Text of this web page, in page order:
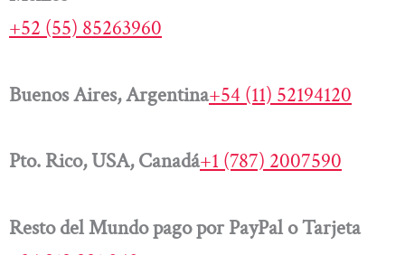
+52 (55) 85263960
Buenos Aires, Argentina+54 (11) 52194120
Pto. Rico, USA, Canadá+1 (787) 2007590
Resto del Mundo pago por PayPal o Tarjeta